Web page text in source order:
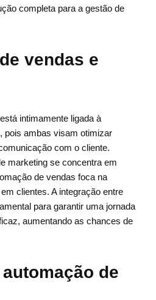
completa para a gestão de
vendas e
intimamente ligada à
pois ambas visam otimizar
com o cliente.
marketing se concentra em
de vendas foca na
clientes. A integração entre
para garantir uma jornada
aumentando as chances de
de